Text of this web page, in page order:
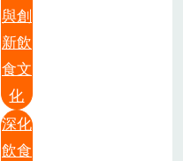
與創
新飲
食文
化
深化
飲食